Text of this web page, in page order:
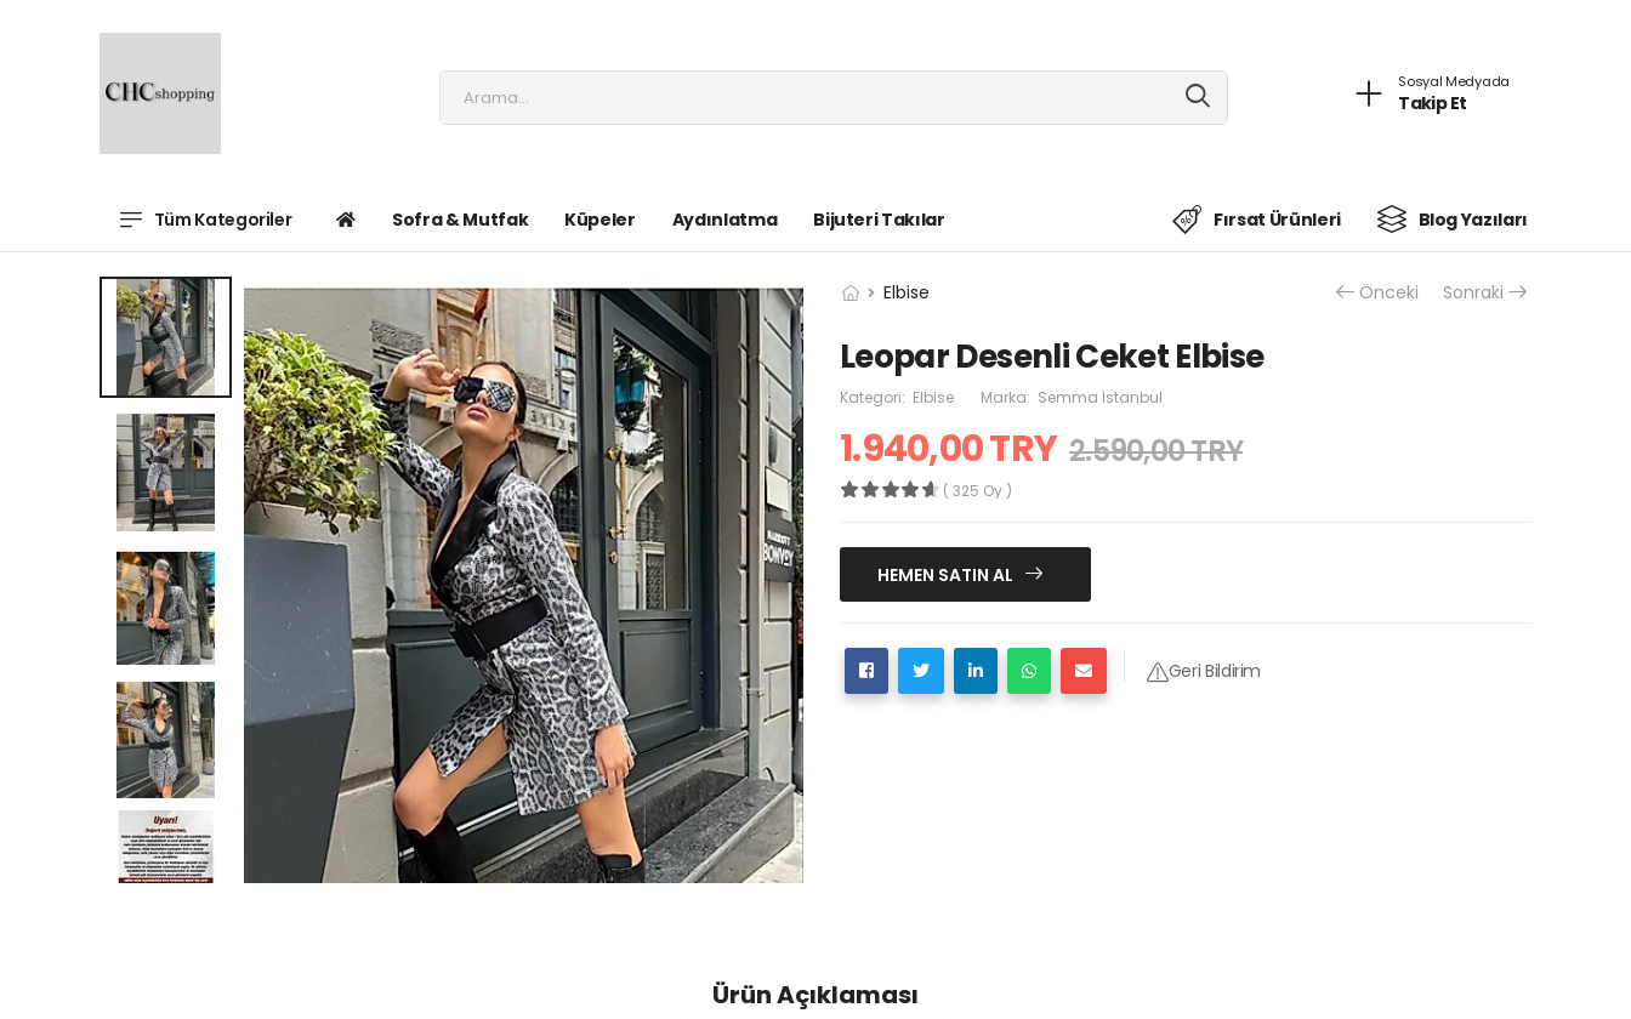
Sosyal Medyada
Takip Et
Tüm Kategoriler Sofra & Mutfak Küpeler Aydınlatma Bijuteri Takılar Fırsat Ürünleri Blog Yazıları
Elbise Önceki Sonraki
Leopar Desenli Ceket Elbise
Kategori: Elbise Marka: Semma İstanbul
1.940,00 TRY 2.590,00 TRY
( 325 Oy )
HEMEN SATIN AL
Geri Bildirim
Ürün Açıklaması